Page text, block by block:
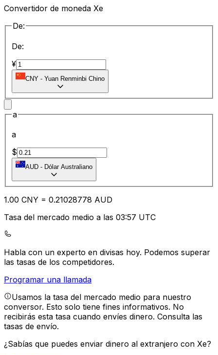
Convertidor de moneda Xe
De:
De:
¥
CNY - Yuan Renminbi Chino
a
a
$
AUD - Dólar Australiano
1.00 CNY = 0.21028778 AUD
Tasa del mercado medio a las 03:57 UTC
Habla con un experto en divisas hoy. Podemos superar
las tasas de los competidores.
Programar una llamada
Usamos la tasa del mercado medio para nuestro
conversor. Esto solo tiene fines informativos. No
recibirás esta tasa cuando envíes dinero. Consulta las
tasas de envío.
¿Sabías que puedes enviar dinero al extranjero con Xe?